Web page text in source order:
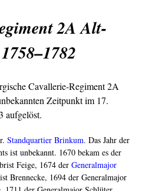
2A Alt-
Cavallerie-Regiment 2A
Zeitpunkt im 17.
aufgelöst.
Standquartier Brinkum. Das Jahr der
ist unbekannt. 1670 bekam es der
Feige, 1674 der Generalmajor
Brennecke, 1694 der Generalmajor